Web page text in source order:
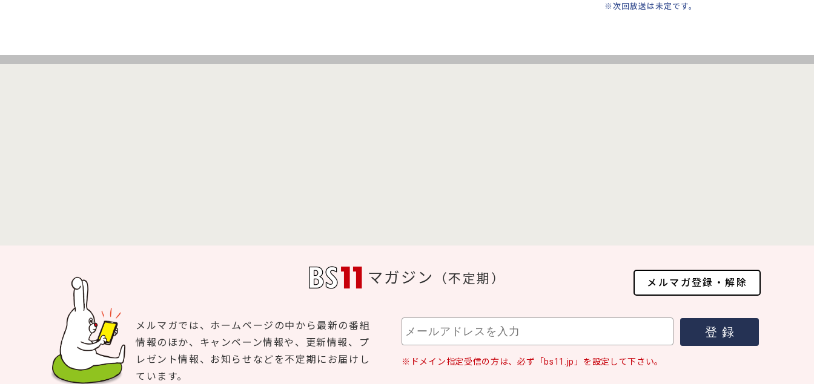
※次回放送は未定です。
マガジン （不定期） メルマガ登録・解除
メルマガでは、ホームページの中から最新の番組
情報のほか、キャンペーン情報や、更新情報、プ
レゼント情報、お知らせなどを不定期にお届けし
ています。
※ドメイン指定受信の方は、必ず「bs11.jp」を設定して下さい。